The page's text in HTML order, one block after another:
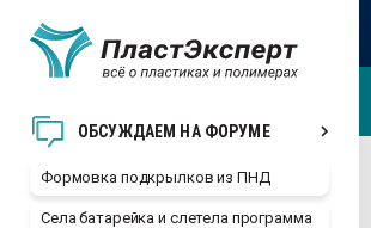
ОБСУЖДАЕМ НА ФОРУМЕ
Формовка подкрылков из ПНД
Села батарейка и слетела программа